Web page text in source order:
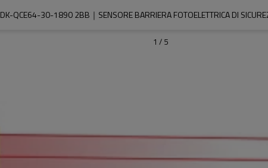
DK-QCE64-30-1890 2BB｜SENSORE BARRIERA FOTOELETTRICA DI
1 / 5